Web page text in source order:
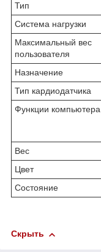
Тип
Система нагрузки
Максимальный вес
пользователя
Назначение
Тип кардиодатчика
Функции компьютера
Вес
Цвет
Состояние
Скрыть